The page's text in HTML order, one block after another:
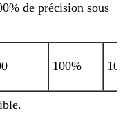
de précision sous
100% 10